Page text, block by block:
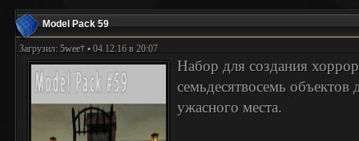
Model Pack 59
Загрузил: 5wee† ▪ 04.12.16 в 20:07
Набор для создания
семьдесятвосемь объектов
ужасного места.